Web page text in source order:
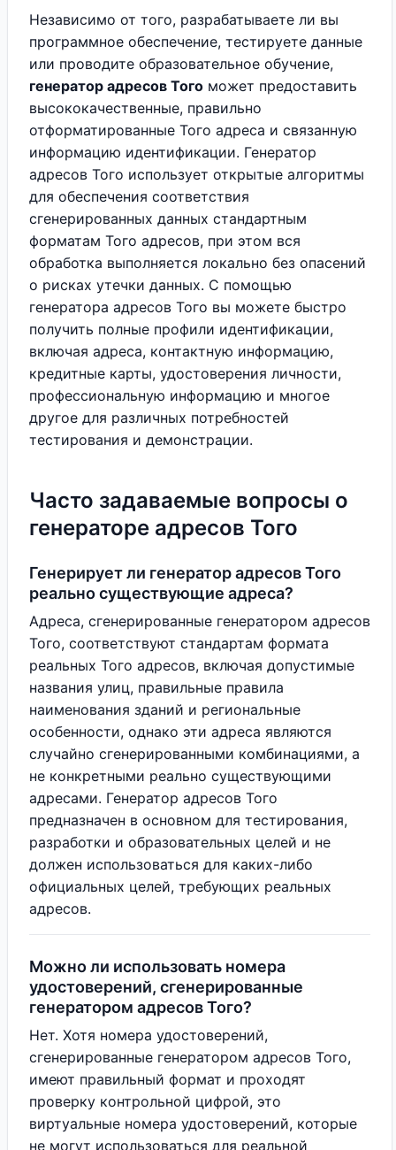
Независимо от того, разрабатываете ли вы
программное обеспечение, тестируете данные
или проводите образовательное обучение,
генератор адресов Того может предоставить
высококачественные, правильно
отформатированные Того адреса и связанную
информацию идентификации. Генератор
адресов Того использует открытые алгоритмы
для обеспечения соответствия
сгенерированных данных стандартным
форматам Того адресов, при этом вся
обработка выполняется локально без опасений
о рисках утечки данных. С помощью
генератора адресов Того вы можете быстро
получить полные профили идентификации,
включая адреса, контактную информацию,
кредитные карты, удостоверения личности,
профессиональную информацию и многое
другое для различных потребностей
тестирования и демонстрации.
Часто задаваемые вопросы о
генераторе адресов Того
Генерирует ли генератор адресов Того
реально существующие адреса?
Адреса, сгенерированные генератором адресов
Того, соответствуют стандартам формата
реальных Того адресов, включая допустимые
названия улиц, правильные правила
наименования зданий и региональные
особенности, однако эти адреса являются
случайно сгенерированными комбинациями, а
не конкретными реально существующими
адресами. Генератор адресов Того
предназначен в основном для тестирования,
разработки и образовательных целей и не
должен использоваться для каких-либо
официальных целей, требующих реальных
адресов.
Можно ли использовать номера
удостоверений, сгенерированные
генератором адресов Того?
Нет. Хотя номера удостоверений,
сгенерированные генератором адресов Того,
имеют правильный формат и проходят
проверку контрольной цифрой, это
виртуальные номера удостоверений, которые
не могут использоваться для реальной